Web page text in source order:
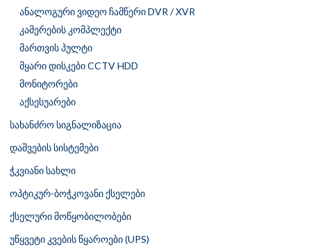
ანალოგური ვიდეო ჩამწერი DVR / XVR
კამერების კომპლექტი
მართვის პულტი
მყარი დისკები CCTV HDD
მონიტორები
აქსესუარები
სახანძრო სიგნალიზაცია
დაშვების სისტემები
ჭკვიანი სახლი
ოპტიკურ-ბოჭკოვანი ქსელები
ქსელური მოწყობილობები
უწყვეტი კვების წყაროები (UPS)